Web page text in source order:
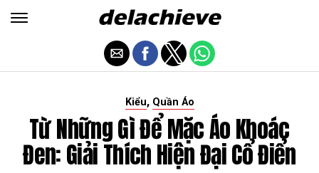
Kiểu, Quần Áo
Từ Những Gì Để Mặc Áo Khoác
Đen: Giải Thích Hiện Đại Cổ Điển